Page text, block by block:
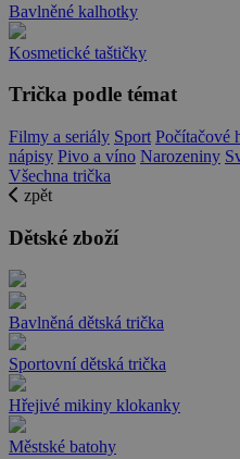
Bavlněné kalhotky
Kosmetické taštičky
Trička podle témat
Filmy a seriály Sport Počítačové
nápisy Pivo a víno Narozeniny
Všechna trička
zpět
Dětské zboží
Bavlněná dětská trička
Sportovní dětská trička
Hřejivé mikiny klokanky
Městské batohy